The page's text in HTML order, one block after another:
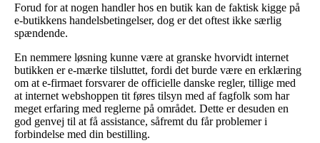
Forud for at nogen handler hos en butik kan de faktisk kigge på
e-butikkens handelsbetingelser, dog er det oftest ikke særlig
spændende.
En nemmere løsning kunne være at granske hvorvidt internet
butikken er e-mærke tilsluttet, fordi det burde være en erklæring
om at e-firmaet forsvarer de officielle danske regler, tillige med
at internet webshoppen tit føres tilsyn med af fagfolk som har
meget erfaring med reglerne på området. Dette er desuden en
god genvej til at få assistance, såfremt du får problemer i
forbindelse med din bestilling.